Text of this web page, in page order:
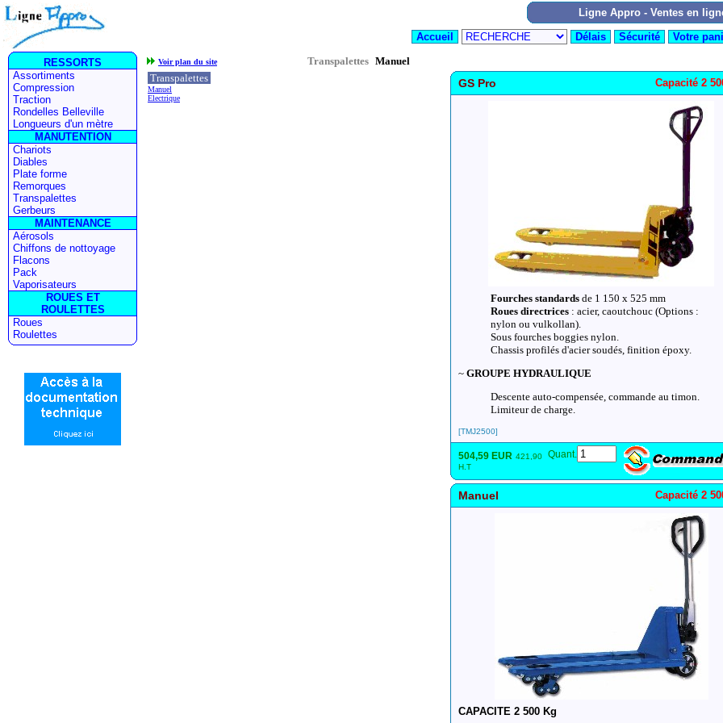
Voir plan du site Transpalettes Manuel
Transpalettes
Manuel
Electrique
GS Pro Capacité 2
Fourches standards de 1 150 x 525 mm
Roues directrices : acier, caoutchouc (Options :
nylon ou vulkollan).
Sous fourches boggies nylon.
Chassis profilés d'acier soudés, finition époxy.
~ GROUPE HYDRAULIQUE
Descente auto-compensée, commande au timon.
Limiteur de charge.
[TMJ2500]
504,59 EUR 421,90
H.T
Quant.
Manuel Capacité 2
CAPACITE 2 500 Kg